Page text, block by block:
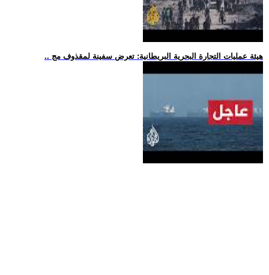
.. هيئة عمليات التجارة البحرية البريطانية: تعرض سفينة لمقذوف مج